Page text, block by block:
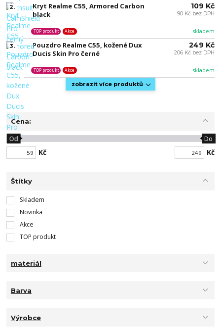
2.
Kryt Realme C55, Armored Carbon
black
skladem
TOP produkt Akce
109 Kč
90 Kč bez DPH
3.
Pouzdro Realme C55, kožené Dux
Ducis Skin Pro černé
skladem
TOP produkt Akce
249 Kč
206 Kč bez DPH
zobrazit více produktů
Cena:
Kč
Od Do
Kč
Štítky
Skladem
Novinka
Akce
TOP produkt
materiál
Barva
Výrobce